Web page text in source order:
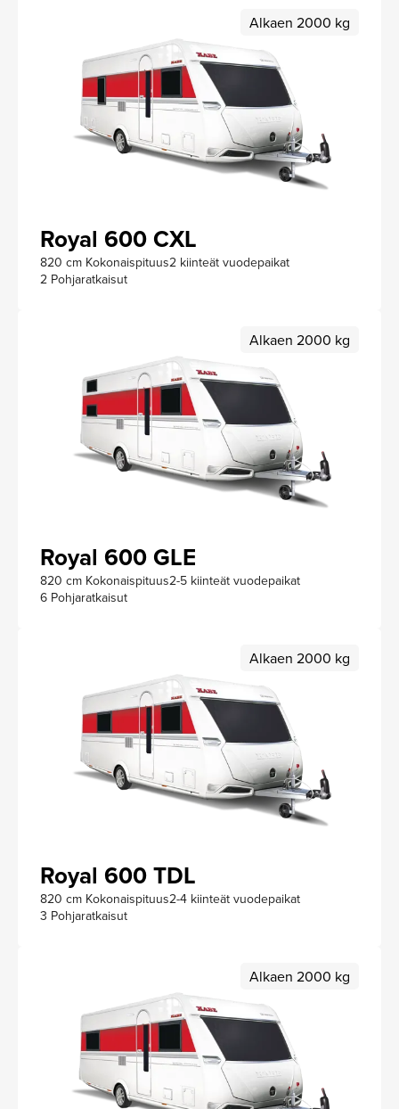
Alkaen 2000 kg
Royal 600 CXL
820 cm Kokonaispituus2 kiinteät vuodepaikat
2 Pohjaratkaisut
Alkaen 2000 kg
Royal 600 GLE
820 cm Kokonaispituus2-5 kiinteät vuodepaikat
6 Pohjaratkaisut
Alkaen 2000 kg
Royal 600 TDL
820 cm Kokonaispituus2-4 kiinteät vuodepaikat
3 Pohjaratkaisut
Alkaen 2000 kg